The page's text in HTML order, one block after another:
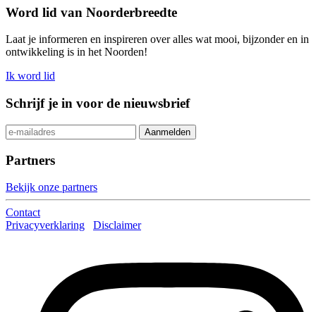
Word lid van Noorderbreedte
Laat je informeren en inspireren over alles wat mooi, bijzonder en in
ontwikkeling is in het Noorden!
Ik word lid
Schrijf je in voor de nieuwsbrief
Partners
Bekijk onze partners
Contact
Privacyverklaring
Disclaimer